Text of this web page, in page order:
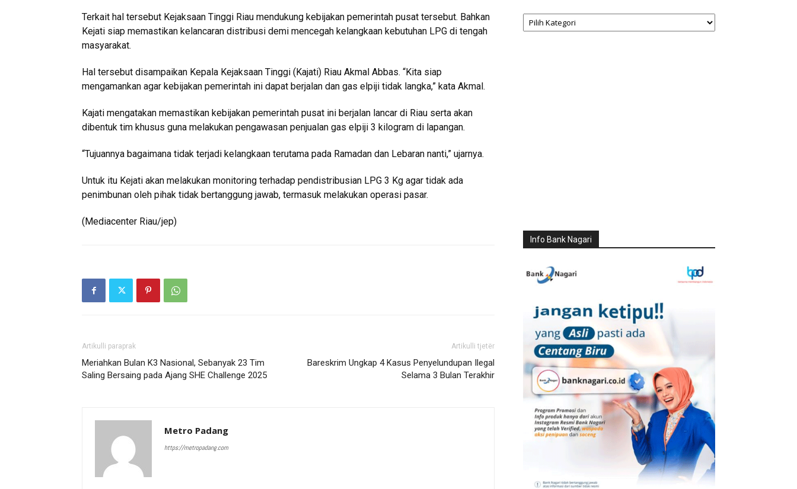
Terkait hal tersebut Kejaksaan Tinggi Riau mendukung kebijakan pemerintah pusat tersebut. Bahkan
Kejati siap memastikan kelancaran distribusi demi mencegah kelangkaan kebutuhan LPG di tengah
masyarakat.
Hal tersebut disampaikan Kepala Kejaksaan Tinggi (Kajati) Riau Akmal Abbas. “Kita siap
mengamankan agar kebijakan pemerintah ini dapat berjalan dan gas elpiji tidak langka,” kata Akmal.
Kajati mengatakan memastikan kebijakan pemerintah pusat ini berjalan lancar di Riau serta akan
dibentuk tim khusus guna melakukan pengawasan penjualan gas elpiji 3 kilogram di lapangan.
“Tujuannya bagaimana tidak terjadi kelangkaan terutama pada Ramadan dan Lebaran nanti,” ujarnya.
Untuk itu Kejati akan melakukan monitoring terhadap pendistribusian LPG 3 Kg agar tidak ada
penimbunan oleh pihak tidak bertanggung jawab, termasuk melakukan operasi pasar.
(Mediacenter Riau/jep)
Artikulli paraprak
Meriahkan Bulan K3 Nasional, Sebanyak 23 Tim
Saling Bersaing pada Ajang SHE Challenge 2025
Artikulli tjetër
Bareskrim Ungkap 4 Kasus Penyelundupan Ilegal
Selama 3 Bulan Terakhir
Metro Padang
https://metropadang.com
Kategori
Info Bank Nagari